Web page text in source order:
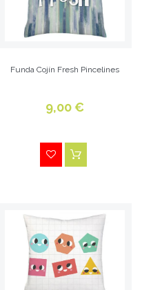
Funda Cojín Fresh Pincelines
9,00 €